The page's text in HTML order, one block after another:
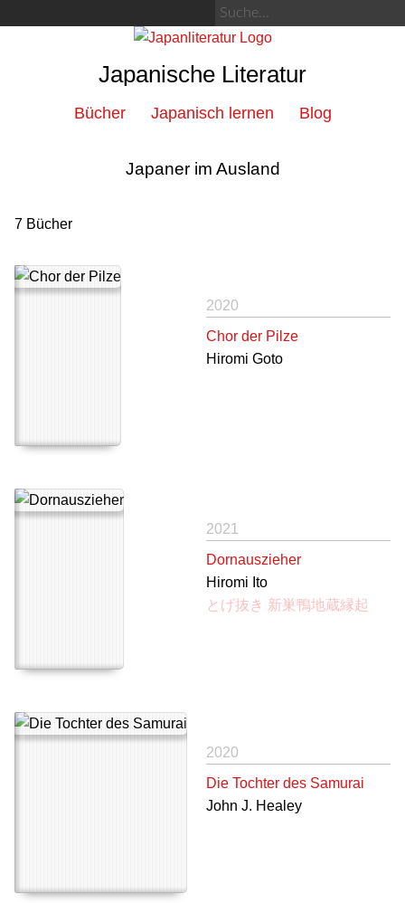
Japanische Literatur
Bücher Japanisch lernen Blog
Japaner im Ausland
7 Bücher
2020
Chor der Pilze
Hiromi Goto
2021
Dornauszieher
Hiromi Ito
とげ抜き 新巣鴨地蔵縁起
2020
Die Tochter des Samurai
John J. Healey